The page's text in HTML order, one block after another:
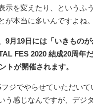
示を変えたり、というふ
本当に多いんですよね。
月19日には「いきもの
FES 2020 結成20周年
トが開催されます。
フジでやらせていただいて
感じなんですが、デジ